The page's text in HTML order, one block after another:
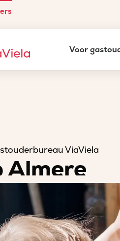
Voor
ViaViela
Almere